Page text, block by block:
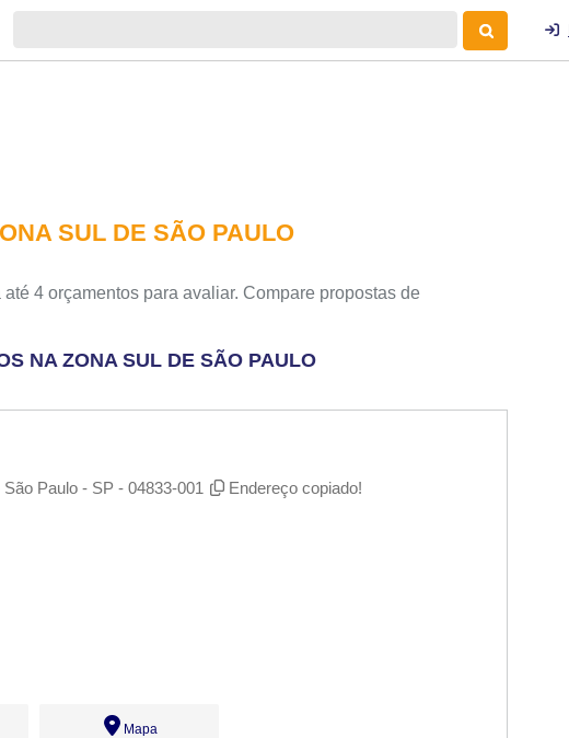
SUL DE SÃO PAULO
4 orçamentos para avaliar. Compare propostas de
NA ZONA SUL DE SÃO PAULO
Paulo - SP - 04833-001 Endereço copiado!
Mapa